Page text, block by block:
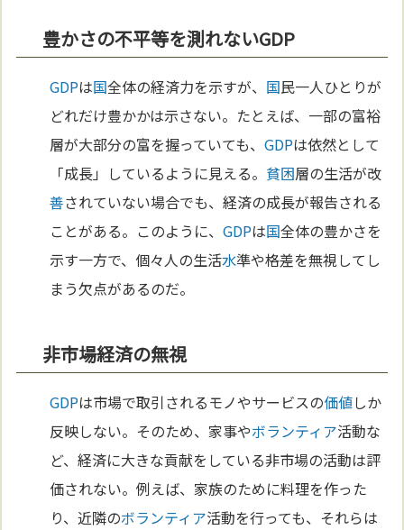
豊かさの不平等を測れないGDP
GDPは国全体の経済力を示すが、 国民一人ひとりが
どれだけ豊かかは示さない。たとえば、一部の富裕
層が大部分の富を握っていても、GDPは依然として
「成長」しているように見える。 貧困層の生活が改
善されていない場合でも、経済の成長が報告される
ことがある。このように、GDPは国全体の豊かさを
示す一方で、個々人の生活水準や格差を無視してし
まう欠点があるのだ。
非市場経済の無視
GDPは市場で取引されるモノやサービスの価値しか
反映しない。そのため、家事やボランティア活動な
ど、経済に大きな貢献をしている非市場の活動は評
価されない。例えば、家族のために料理を作った
り、近隣のボランティア活動を行っても、それらは